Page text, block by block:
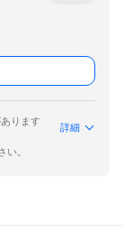
ります
詳細
い。